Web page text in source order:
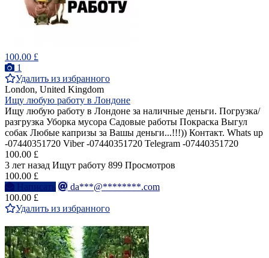
100.00 £
1
Удалить из избранного
London, United Kingdom
Ищу любую работу в Лондоне
Ищу любую работу в Лондоне за наличные деньги. Погрузка/
разгрузка Уборка мусора Садовые работы Покраска Выгул
собак Любые капризы за Вашы деньги...!!!)) Контакт. Whats up
-07440351720 Viber -07440351720 Telegram -07440351720
100.00 £
3 лет назад Ищут работу 899 Просмотров
100.00 £
Написать
da***@********.com
100.00 £
Удалить из избранного